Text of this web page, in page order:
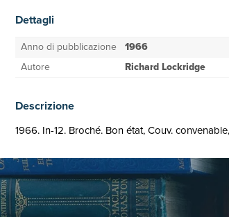
Dettagli
Anno di pubblicazione 1966
Autore
Richard Lockridge
Descrizione
1966. In-12. Broché. Bon état, Couv.